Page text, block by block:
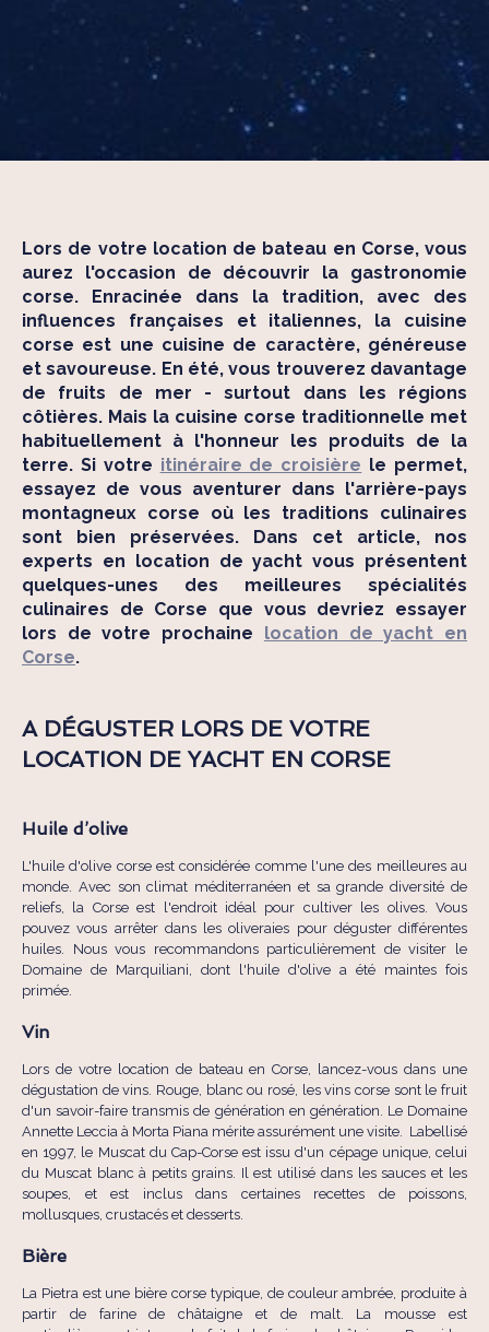
Lors de votre location de bateau en Corse, vous
aurez l'occasion de découvrir la gastronomie
corse. Enracinée dans la tradition, avec des
influences françaises et italiennes, la cuisine
corse est une cuisine de caractère, généreuse
et savoureuse. En été, vous trouverez davantage
de fruits de mer - surtout dans les régions
côtières. Mais la cuisine corse traditionnelle met
habituellement à l'honneur les produits de la
terre. Si votre itinéraire de croisière le permet,
essayez de vous aventurer dans l'arrière-pays
montagneux corse où les traditions culinaires
sont bien préservées. Dans cet article, nos
experts en location de yacht vous présentent
quelques-unes des meilleures spécialités
culinaires de Corse que vous devriez essayer
lors de votre prochaine location de yacht en
Corse.
A DÉGUSTER LORS DE VOTRE
LOCATION DE YACHT EN CORSE
Huile d’olive
L'huile d'olive corse est considérée comme l'une des meilleures au
monde. Avec son climat méditerranéen et sa grande diversité de
reliefs, la Corse est l'endroit idéal pour cultiver les olives. Vous
pouvez vous arrêter dans les oliveraies pour déguster différentes
huiles. Nous vous recommandons particulièrement de visiter le
Domaine de Marquiliani, dont l'huile d'olive a été maintes fois
primée.
Vin
Lors de votre location de bateau en Corse, lancez-vous dans une
dégustation de vins. Rouge, blanc ou rosé, les vins corse sont le fruit
d'un savoir-faire transmis de génération en génération. Le Domaine
Annette Leccia à Morta Piana mérite assurément une visite. Labellisé
en 1997, le Muscat du Cap-Corse est issu d'un cépage unique, celui
du Muscat blanc à petits grains. Il est utilisé dans les sauces et les
soupes, et est inclus dans certaines recettes de poissons,
mollusques, crustacés et desserts.
Bière
La Pietra est une bière corse typique, de couleur ambrée, produite à
partir de farine de châtaigne et de malt. La mousse est